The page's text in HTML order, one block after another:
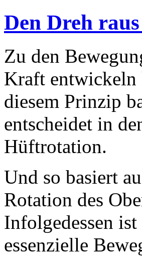
Den Dreh
Zu den
Kraft entwickeln
diesem Prinzip
entscheidet in
Hüftrotation.
Und so basiert
Rotation des
Infolgedessen
essenzielle